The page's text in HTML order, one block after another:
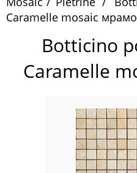
Pixelmosaic
Зеркала NS Bath
Керамогранит
Керамогранит
Мозаика
Мозаика Bars
Caramelle mosaic
Botticino
Caramelle